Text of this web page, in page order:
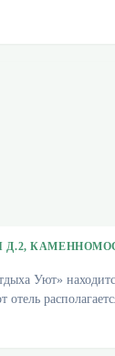
Д.2,
Уют»
отель